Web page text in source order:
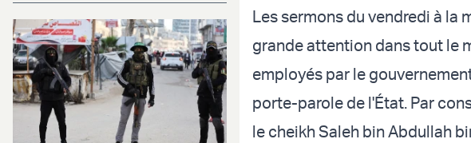
Les sermons du vendredi à la
grande attention dans tout le
employés par le
porte-parole de l'État. Par
le cheikh Saleh bin Abdullah